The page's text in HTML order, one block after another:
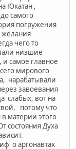
Юкатан ,
самого
погружения
чего то
низшие
самое главное
мирового
нарабатывали
завоевания
слабых, вот на
потому что
материи этого
состояния Духа
о аргонавтах